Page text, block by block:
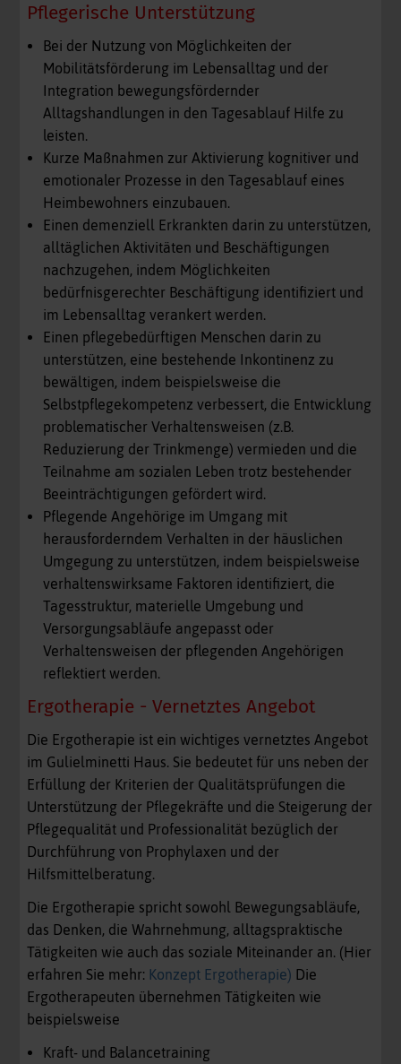
Pflegerische Unterstützung
Bei der Nutzung von Möglichkeiten der
Mobilitätsförderung im Lebensalltag und der
Integration bewegungsfördernder
Alltagshandlungen in den Tagesablauf Hilfe zu
leisten.
Kurze Maßnahmen zur Aktivierung kognitiver und
emotionaler Prozesse in den Tagesablauf eines
Heimbewohners einzubauen.
Einen demenziell Erkrankten darin zu unterstützen,
alltäglichen Aktivitäten und Beschäftigungen
nachzugehen, indem Möglichkeiten
bedürfnisgerechter Beschäftigung identifiziert und
im Lebensalltag verankert werden.
Einen pflegebedürftigen Menschen darin zu
unterstützen, eine bestehende Inkontinenz zu
bewältigen, indem beispielsweise die
Selbstpflegekompetenz verbessert, die Entwicklung
problematischer Verhaltensweisen (z.B.
Reduzierung der Trinkmenge) vermieden und die
Teilnahme am sozialen Leben trotz bestehender
Beeinträchtigungen gefördert wird.
Pflegende Angehörige im Umgang mit
herausforderndem Verhalten in der häuslichen
Umgegung zu unterstützen, indem beispielsweise
verhaltenswirksame Faktoren identifiziert, die
Tagesstruktur, materielle Umgebung und
Versorgungsabläufe angepasst oder
Verhaltensweisen der pflegenden Angehörigen
reflektiert werden.
Ergotherapie - Vernetztes Angebot
Die Ergotherapie ist ein wichtiges vernetztes Angebot
im Gulielminetti Haus. Sie bedeutet für uns neben der
Erfüllung der Kriterien der Qualitätsprüfungen die
Unterstützung der Pflegekräfte und die Steigerung der
Pflegequalität und Professionalität bezüglich der
Durchführung von Prophylaxen und der
Hilfsmittelberatung.
Die Ergotherapie spricht sowohl Bewegungsabläufe,
das Denken, die Wahrnehmung, alltagspraktische
Tätigkeiten wie auch das soziale Miteinander an. (Hier
erfahren Sie mehr: Konzept Ergotherapie) Die
Ergotherapeuten übernehmen Tätigkeiten wie
beispielsweise
Kraft- und Balancetraining